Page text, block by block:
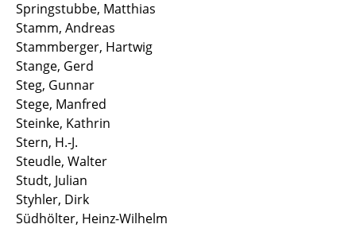
Springstubbe, Matthias
Stamm, Andreas
Stammberger, Hartwig
Stange, Gerd
Steg, Gunnar
Stege, Manfred
Steinke, Kathrin
Stern, H.-J.
Steudle, Walter
Studt, Julian
Styhler, Dirk
Südhölter, Heinz-Wilhelm